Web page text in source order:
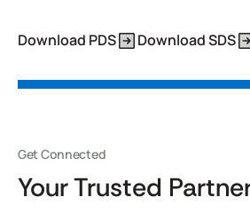
Download PDS Download SDS
Get Connected
Your Trusted